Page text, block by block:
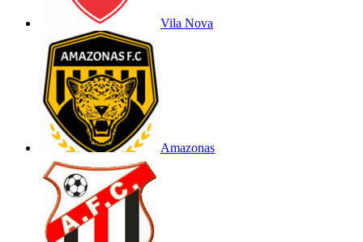
Vila Nova
Amazonas